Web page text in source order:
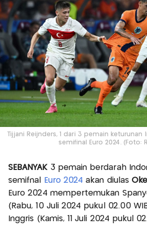
Tijjani Reijnders, 1 dari 3 pemain
semifinal Euro 2024. (Foto:
SEBANYAK3 pemain berdarah
semifnal
Euro 2024akan diulas
Euro 2024 mempertemukan
(Rabu, 10 Juli 2024 pukul 02.00
Inggris (Kamis, 11 Juli 2024 pukul